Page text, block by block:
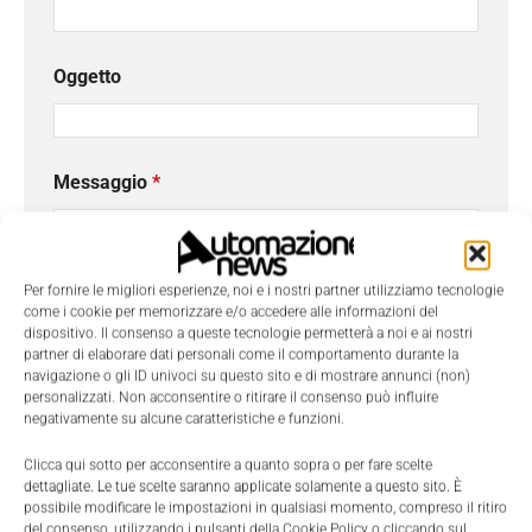
Per fornire le migliori esperienze, noi e i nostri partner utilizziamo tecnologie
come i cookie per memorizzare e/o accedere alle informazioni del
dispositivo. Il consenso a queste tecnologie permetterà a noi e ai nostri
partner di elaborare dati personali come il comportamento durante la
navigazione o gli ID univoci su questo sito e di mostrare annunci (non)
personalizzati. Non acconsentire o ritirare il consenso può influire
negativamente su alcune caratteristiche e funzioni.
Clicca qui sotto per acconsentire a quanto sopra o per fare scelte
dettagliate. Le tue scelte saranno applicate solamente a questo sito. È
possibile modificare le impostazioni in qualsiasi momento, compreso il ritiro
Oggetto
Messaggio *